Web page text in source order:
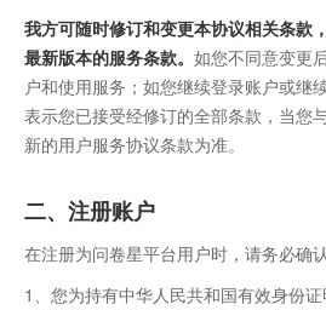
我方可随时修订和变更本协议相关条款
最新版本的服务条款。 如您不同意变更
户和使用服务；如您继续登录账户或继
表示您已接受经修订的全部条款，当您
新的用户服务协议条款为准。
二、注册账户
在注册为问卷星平台用户时，请务必确
1、您为持有中华人民共和国有效身份